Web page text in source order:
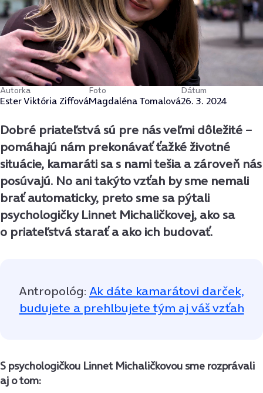
Autorka
Ester Viktória Ziffová
Foto
Magdaléna Tomalová
Dátum
26. 3. 2024
Dobré priateľstvá sú pre nás veľmi dôležité –
pomáhajú nám prekonávať ťažké životné
situácie, kamaráti sa s nami tešia a zároveň nás
posúvajú. No ani takýto vzťah by sme nemali
brať automaticky, preto sme sa pýtali
psychologičky Linnet Michaličkovej, ako sa
o priateľstvá starať a ako ich budovať.
Antropológ: Ak dáte kamarátovi darček,
budujete a prehlbujete tým aj váš vzťah
S psychologičkou Linnet Michaličkovou sme rozprávali
aj o tom: